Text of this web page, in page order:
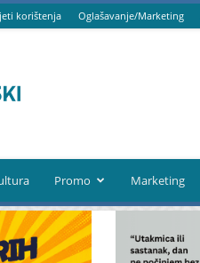
korištenja Oglašavanje/Marketing
Promo Marketing